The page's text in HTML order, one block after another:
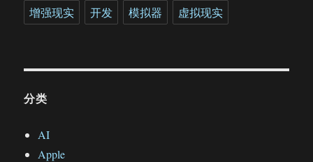
增强现实
开发 模拟器 虚拟现实
分类
AI
Apple